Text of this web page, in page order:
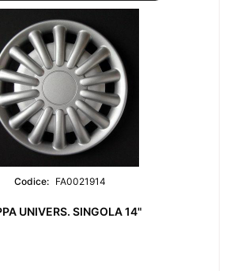
Codice: FA0021914
UNIVERS. SINGOLA 14"